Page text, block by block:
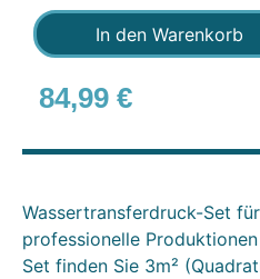
In den Warenkorb
84,99 €
Wassertransferdruck-Set
professionelle
Set finden Sie 3m²